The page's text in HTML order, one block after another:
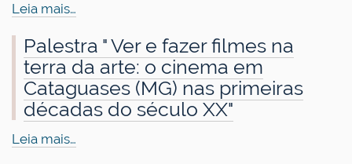
Leia mais…
Palestra " Ver e fazer filmes na
terra da arte: o cinema em
Cataguases (MG) nas primeiras
décadas do século XX"
Leia mais…